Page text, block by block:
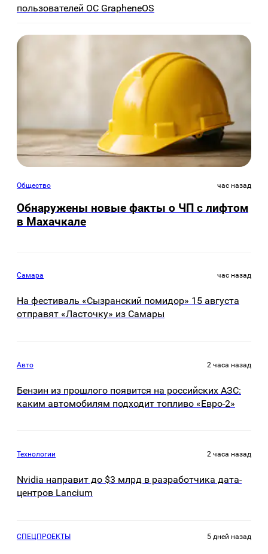
пользователей ОС GrapheneOS
Общество час назад
Обнаружены новые факты о ЧП с лифтом
в Махачкале
Самара час назад
На фестиваль «Сызранский помидор» 15 августа
отправят «Ласточку» из Самары
Авто 2 часа назад
Бензин из прошлого появится на российских АЗС:
каким автомобилям подходит топливо «Евро-2»
Технологии 2 часа назад
Nvidia направит до $3 млрд в разработчика дата-
центров Lancium
СПЕЦПРОЕКТЫ 5 дней назад